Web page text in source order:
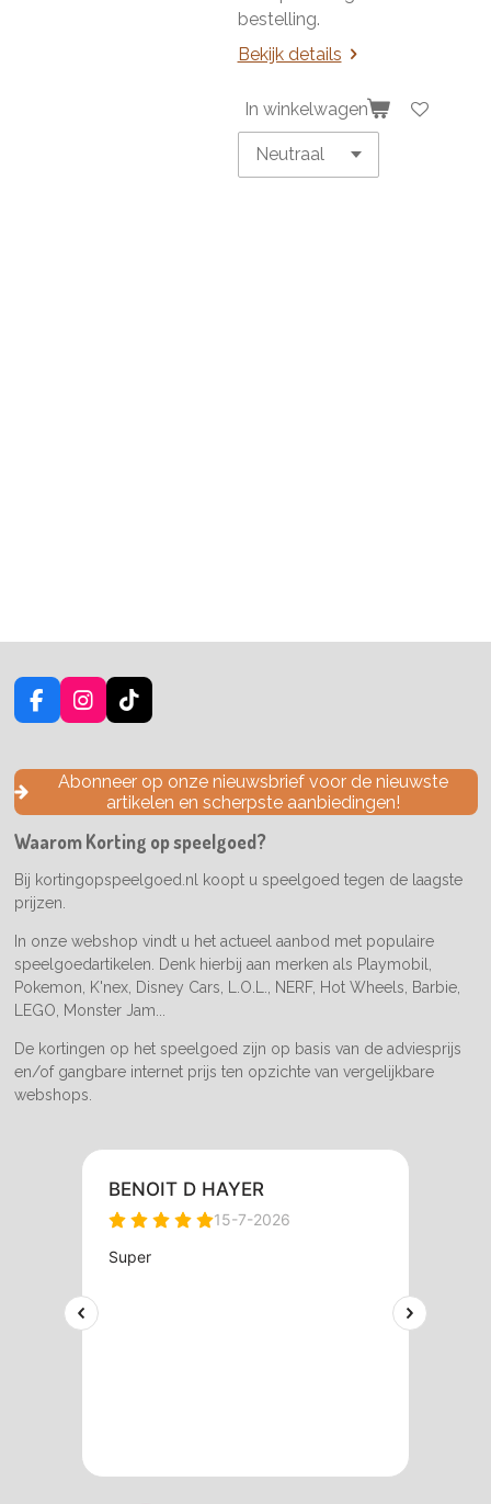
bestelling.
Bekijk details
In winkelwagen
F
a
e
o
k
I
n
t
a
g
a
m
T
i
T
o
k
Abonneer op onze nieuwsbrief voor de nieuwste
artikelen en scherpste aanbiedingen!
Waarom Korting op speelgoed?
Bij kortingopspeelgoed.nl koopt u speelgoed tegen de laagste
prijzen.
In onze webshop vindt u het actueel aanbod met populaire
speelgoedartikelen. Denk hierbij aan merken als Playmobil,
Pokemon, K'nex, Disney Cars, L.O.L., NERF, Hot Wheels, Barbie,
LEGO, Monster Jam...
De kortingen op het speelgoed zijn op basis van de adviesprijs
en/of gangbare internet prijs ten opzichte van vergelijkbare
webshops.